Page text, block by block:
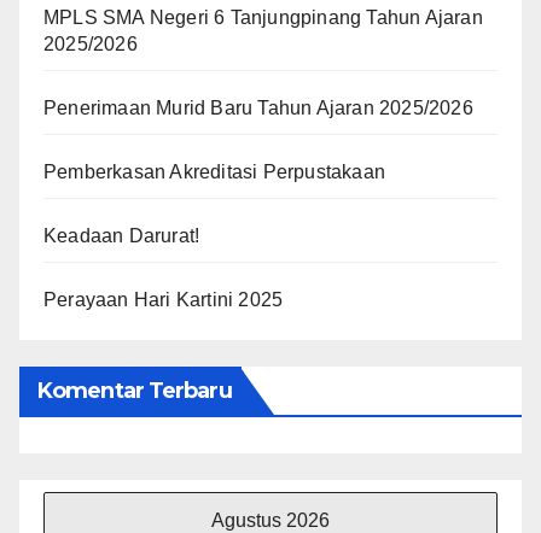
MPLS SMA Negeri 6 Tanjungpinang Tahun Ajaran
2025/2026
Penerimaan Murid Baru Tahun Ajaran 2025/2026
Pemberkasan Akreditasi Perpustakaan
Keadaan Darurat!
Perayaan Hari Kartini 2025
Komentar Terbaru
Agustus 2026